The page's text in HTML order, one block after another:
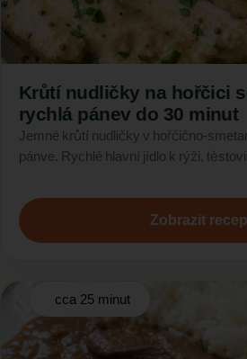
Krůtí nudličky na hořčici
rychlá pánev do 30 minut
Jemné krůtí nudličky v hořčično-
pánve. Rychlé hlavní jídlo k rýži,
Zobrazit
cca 25 minut